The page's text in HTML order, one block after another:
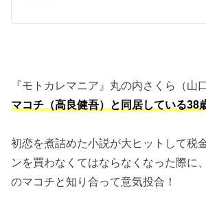
『モトカレマニア』丸の内さくら（山
マコチ（高良健吾）と同居している38
初恋を煮詰めた小説が大ヒットして税
ンを買わなくてはならなくなった際に
のマコチと知り合って意気投合！